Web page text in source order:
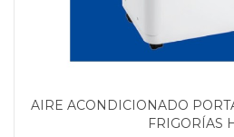
AIRE ACONDICIONADO
FRIGORÍAS